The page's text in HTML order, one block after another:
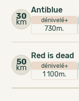
30
km
Antiblue
dénivelé+
730m.
50
km
Red is dead
dénivelé+
1 100m.